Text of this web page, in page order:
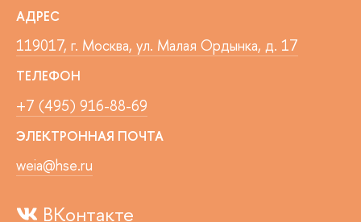
АДРЕС
119017, г. Москва, ул. Малая Ордынка, д. 17
ТЕЛЕФОН
+7 (495) 916-88-69
ЭЛЕКТРОННАЯ ПОЧТА
weia@hse.ru
ВКонтакте